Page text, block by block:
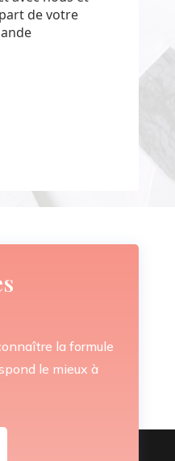
la formule
le mieux à